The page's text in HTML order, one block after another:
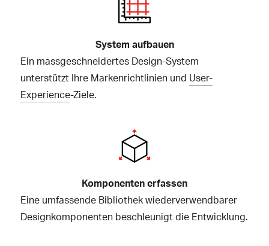
System aufbauen
Ein massgeschneidertes Design-System
unterstützt Ihre Markenrichtlinien und User-
Experience-Ziele.
Komponenten erfassen
Eine umfassende Bibliothek wiederverwendbarer
Designkomponenten beschleunigt die Entwicklung.